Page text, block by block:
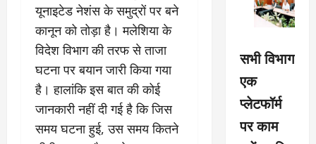
यूनाइटेड नेशंस के समुद्रों पर बने
कानून को तोड़ा है। मलेशिया के
विदेश विभाग की तरफ से ताजा
घटना पर बयान जारी किया गया
है। हालांकि इस बात की कोई
जानकारी नहीं दी गई है कि जिस
समय घटना हुई, उस समय कितने
सभी विभाग
एक
प्लेटफॉर्म
पर काम